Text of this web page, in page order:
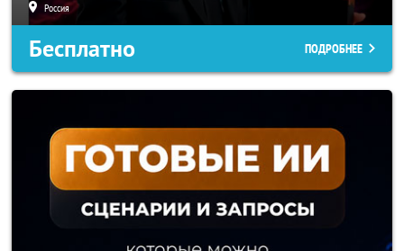
Россия
Бесплатно ПОДРОБНЕЕ